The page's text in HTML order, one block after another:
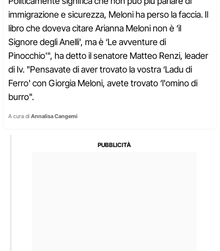
immigrazione e sicurezza, Meloni ha perso la faccia. Il
libro che doveva citare Arianna Meloni non è ‘il
Signore degli Anelli', ma è ‘Le avventure di
Pinocchio'", ha detto il senatore Matteo Renzi, leader
di Iv. "Pensavate di aver trovato la vostra ‘Ladu di
Ferro' con Giorgia Meloni, avete trovato ‘l'omino di
burro".
A cura di Annalisa Cangemi